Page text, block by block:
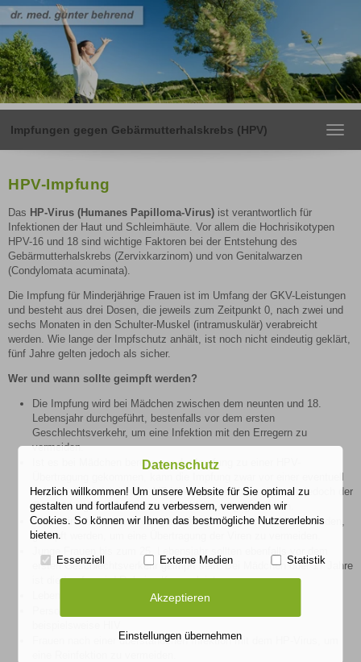
Impfungen gegen Gebärmutterhalskrebs (HPV)
HPV-Impfung
Das HP-Virus (Humanes Papilloma-Virus) ist verantwortlich für
Infektionen der Haut und Schleimhäute. Vor allem die Hochrisikotypen
HPV-16 und 18 sind wichtige Faktoren bei der Entstehung des
Gebärmutterhalskrebs (Zervixkarzinom) und von Genitalwarzen
(Condylomata acuminata).
Die Impfung für Minderjährige Frauen ist im Umfang der GKV-Leistungen
und besteht aus drei Dosen, die jeweils zum Zeitpunkt 0, nach zwei und
sechs Monaten in den Schulter-Muskel (intramuskulär) verabreicht
werden. Wie lange der Impfschutz anhält, ist noch nicht eindeutig geklärt,
fünf Jahre gelten jedoch als sicher.
Wer und wann sollte geimpft werden?
Die Impfung wird bei Mädchen zwischen dem neunten und 18.
Lebensjahr durchgeführt, bestenfalls vor dem ersten
Geschlechtsverkehr, um eine Infektion mit den Erregern zu
vermeiden.
Ist es bei Mädchen bereits vor der Impfung zu einer HPV-
anhaltenden Infektion der HP-Viren nicht sicher schützen, jedoch der
Entwicklung von Gebärmutterhalskrebs entgegenwirken.
Weiterhin können auch Jungen, die sich im gleichen Alter befinden,
geimpft werden, um eine Übertragung der Viren zu vermeiden.
ersten Geschlechtsverkehr geimpft sein. Bei Mädchen über 17 Jahre
ist die Impfung i.d.R. keine Kassenleistung.
Lebenspartner von Personen mit Genitalwarzen
Frauen nach einer überstandenen Infektion mit dem HP-Virus, um
Datenschutz
Herzlich willkommen! Um unsere Website für Sie optimal zu
gestalten und fortlaufend zu verbessern, verwenden wir
Cookies. So können wir Ihnen das bestmögliche Nutzererlebnis
bieten.
Essenziell Externe Medien Statistik
Akzeptieren
Einstellungen übernehmen